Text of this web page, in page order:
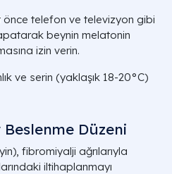
telefon ve televizyon gibi
beynin melatonin
izin verin.
ve serin (yaklaşık 18-20°C)
Düzeni
fibromiyalji ağrılarıyla
iltihaplanmayı